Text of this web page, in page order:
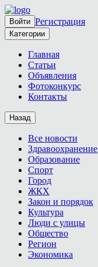
Войти Регистрация
Категории
Главная
Статьи
Объявления
Фотоконкурс
Контакты
Назад
Все новости
Здравоохранение
Образование
Спорт
Город
ЖКХ
Закон и порядок
Культура
Люди с улицы
Общество
Регион
Экономика